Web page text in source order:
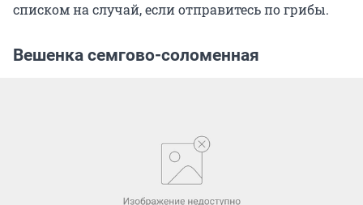
списком на случай, если отправитесь по грибы.
Вешенка семгово-соломенная